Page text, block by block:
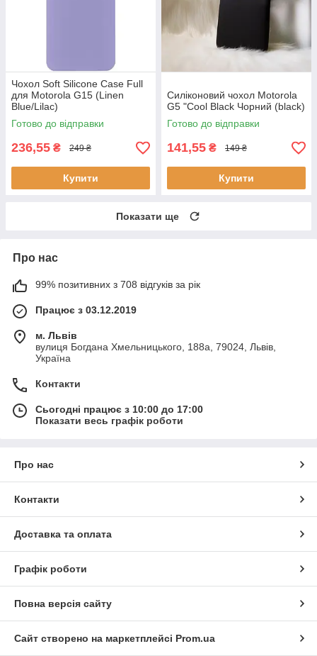
Чохол Soft Silicone Case Full
для Motorola G15 (Linen
Blue/Lilac)
Готово до відправки
236,55 ₴ 249 ₴
Купити
Силіконовий чохол Motorola
G5 "Cool Black Чорний (black)
Готово до відправки
141,55 ₴ 149 ₴
Купити
Показати ще
Про нас
99% позитивних з 708 відгуків за рік
Працює з 03.12.2019
м. Львів
вулиця Богдана Хмельницького, 188а, 79024, Львів,
Україна
Контакти
Сьогодні працює з 10:00 до 17:00
Показати весь графік роботи
Про нас
Контакти
Доставка та оплата
Графік роботи
Повна версія сайту
Сайт створено на маркетплейсі Prom.ua